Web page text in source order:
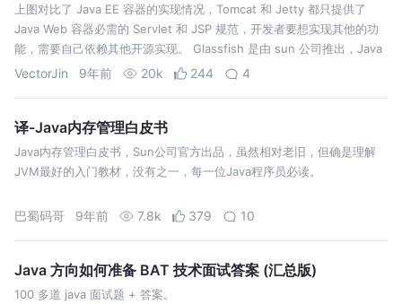
上图对比了 Java EE 容器的实现情况，Tomcat 和 Jetty 都只提供了
Java Web 容器必需的 Servlet 和 JSP 规范，开发者要想实现其他的功
能，需要自己依赖其他开源实现。 Glassfish 是由 sun 公司推出，Java
EE 最新规范出来之…
VectorJin 9年前 20k 244 4
译-Java内存管理白皮书
Java内存管理白皮书，Sun公司官方出品，虽然相对老旧，但确是理解
JVM最好的入门教材，没有之一，每一位Java程序员必读。
巴蜀码哥 9年前 7.8k 379 10
Java 方向如何准备 BAT 技术面试答案 (汇总版)
100 多道 java 面试题 + 答案。